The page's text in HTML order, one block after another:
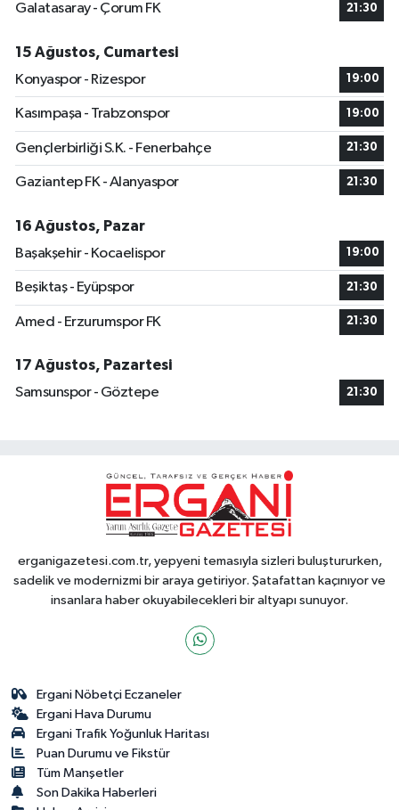
Galatasaray - Çorum FK
21:30
15 Ağustos, Cumartesi
Konyaspor - Rizespor
19:00
Kasımpaşa - Trabzonspor 19:00
Gençlerbirliği S.K. - Fenerbahçe 21:30
Gaziantep FK - Alanyaspor 21:30
16 Ağustos, Pazar
Başakşehir - Kocaelispor
19:00
Beşiktaş - Eyüpspor 21:30
Amed - Erzurumspor FK 21:30
17 Ağustos, Pazartesi
Samsunspor - Göztepe
21:30
erganigazetesi.com.tr, yepyeni temasıyla sizleri buluştururken,
sadelik ve modernizmi bir araya getiriyor. Şatafattan kaçınıyor ve
insanlara haber okuyabilecekleri bir altyapı sunuyor.
Ergani Nöbetçi Eczaneler
Ergani Hava Durumu
Ergani Trafik Yoğunluk Haritası
Puan Durumu ve Fikstür
Tüm Manşetler
Son Dakika Haberleri